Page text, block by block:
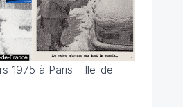
1975 à Paris - Ile-de-